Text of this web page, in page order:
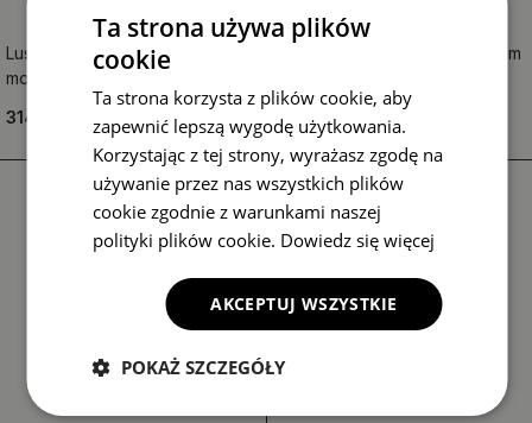
Lustro z drukowaną ramką w
motywie czarno-białych piór
314.99 zł
Lustro prostokątne z nadrukiem
abstrakcyjnej mozaiki
209.99 zł
Ta strona używa plików
cookie
Ta strona korzysta z plików cookie, aby
zapewnić lepszą wygodę użytkowania.
Korzystając z tej strony, wyrażasz zgodę na
używanie przez nas wszystkich plików
cookie zgodnie z warunkami naszej
polityki plików cookie. Dowiedz się więcej
AKCEPTUJ WSZYSTKIE
POKAŻ SZCZEGÓŁY